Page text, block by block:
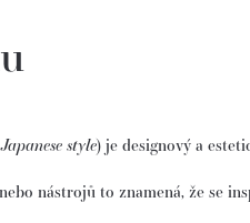
style) je designový a
nástrojů to znamená, že se